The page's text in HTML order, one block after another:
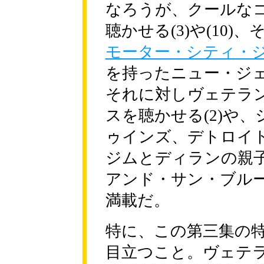
なろうが、クールな
聴かせる(3)や(10)、
モーター・シティ・
を持ったニュー・ジ
それに対しヴェテラ
スを聴かせる(2)や、
ゥインズ、デトロイ
ジムとディランの親
アンド・サン・ブル
満載だ。
特に、この第三集の
目立つこと。ヴェテ